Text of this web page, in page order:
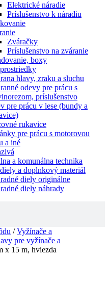
Elektrické náradie
Príslušenstvo k náradiu
Zváračky
Príslušenstvo na zváranie
boxy
hlavy, zraku a sluchu
odevy pre prácu s
príslušenstvo
pre prácu v lese (bundy a
rukavice
pre prácu s motorovou
a iné
a komunálna technika
a doplnkový materiál
diely originálne
diely náhrady
/Vyžínače a
pre vyžínače a
x 15 m, hviezda